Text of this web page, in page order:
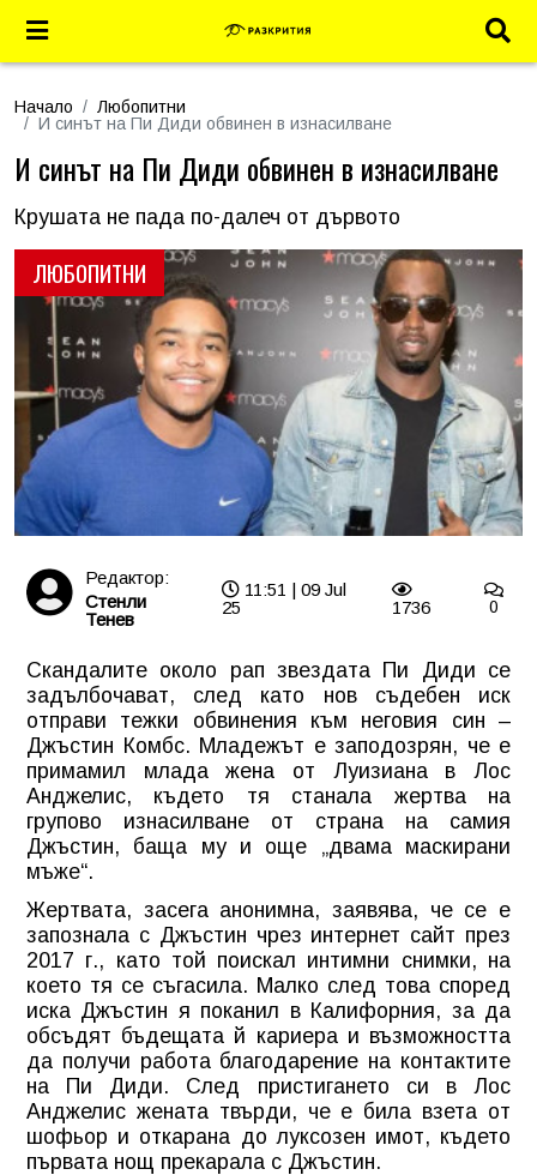
Начало
Любопитни
И синът на Пи Диди обвинен в изнасилване
ЛЮБОПИТНИ
И синът на Пи Диди обвинен в изнасилване
Крушата не пада по-далеч от дървото
Редактор:
Стенли
Тенев
11:51 | 09 Jul
25
1736 0
Скандалите около рап звездата Пи Диди се
задълбочават, след като нов съдебен иск
отправи тежки обвинения към неговия син –
Джъстин Комбс. Младежът е заподозрян, че е
примамил млада жена от Луизиана в Лос
Анджелис, където тя станала жертва на
групово изнасилване от страна на самия
Джъстин, баща му и още „двама маскирани
мъже“.
Жертвата, засега анонимна, заявява, че се е
запознала с Джъстин чрез интернет сайт през
2017 г., като той поискал интимни снимки, на
което тя се съгасила. Малко след това според
иска Джъстин я поканил в Калифорния, за да
обсъдят бъдещата й кариера и възможността
да получи работа благодарение на контактите
на Пи Диди. След пристигането си в Лос
Анджелис жената твърди, че е била взета от
шофьор и откарана до луксозен имот, където
първата нощ прекарала с Джъстин.